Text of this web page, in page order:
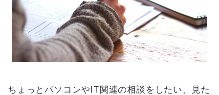
ちょっとパソコンやIT関連の相談をしたい、見た